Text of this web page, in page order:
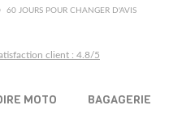
60 JOURS POUR CHANGER D'AVIS
client : 4.8/5
MOTO BAGAGERIE